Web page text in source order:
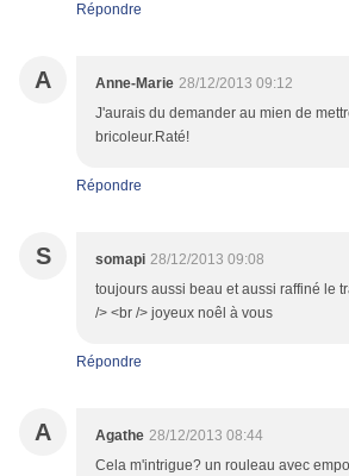
Répondre
A Anne-Marie 28/12/2013 09:12
J'aurais du demander au mien de
bricoleur.Raté!
Répondre
S somapi 28/12/2013 09:08
toujours aussi beau et aussi raffiné le
/> <br /> joyeux noêl à vous
Répondre
A Agathe 28/12/2013 08:44
Cela m'intrigue? un rouleau avec